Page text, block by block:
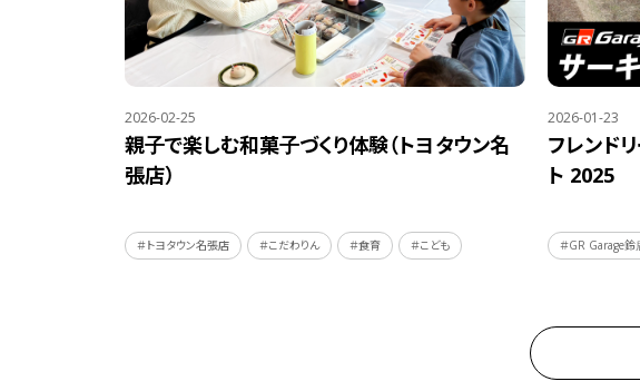
2026-02-25
親子で楽しむ和菓子づくり体験（トヨタウン名
張店）
＃トヨタウン名張店 ＃こだわりん ＃食育 ＃こども
2026-01-23
フレンド
ト 2025
＃GR Garage鈴